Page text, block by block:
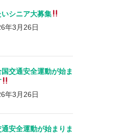
シニア大募集
年3月26日
交通安全運動が始ま
年3月26日
安全運動が始まりま